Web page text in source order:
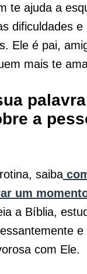
te ajuda a
dificuldades e
Ele é pai,
mais te
a
saiba
um
a Bíblia,
com Ele.